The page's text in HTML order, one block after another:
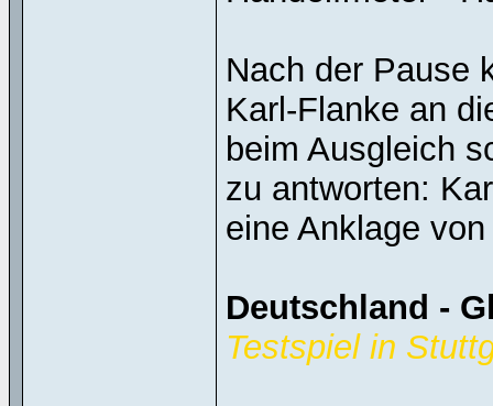
Nach der Pause
Karl-Flanke an
beim Ausgleich
zu antworten:
eine Anklage
Deutschland -
Testspiel in